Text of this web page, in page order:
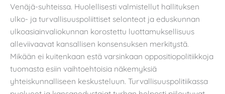
Venäjä-suhteissa. Huolellisesti valmistellut hallituksen
ulko- ja turvallisuuspoliittiset selonteot ja eduskunnan
ulkoasiainvaliokunnan korostettu luottamuksellisuus
alleviivaavat kansallisen konsensuksen merkitystä.
Mikään ei kuitenkaan estä varsinkaan oppositiopolitiikkoja
tuomasta esiin vaihtoehtoisia näkemyksiä
yhteiskunnalliseen keskusteluun. Turvallisuuspolitiikassa